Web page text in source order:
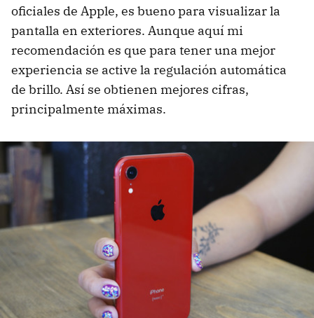
oficiales de Apple, es bueno para visualizar la
pantalla en exteriores. Aunque aquí mi
recomendación es que para tener una mejor
experiencia se active la regulación automática
de brillo. Así se obtienen mejores cifras,
principalmente máximas.